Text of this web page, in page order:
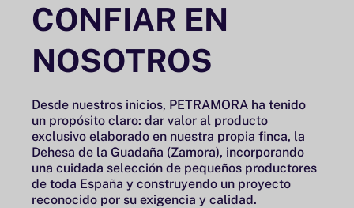
CONFIAR EN
NOSOTROS
Desde nuestros inicios, PETRAMORA ha tenido
un propósito claro: dar valor al producto
exclusivo elaborado en nuestra propia finca, la
Dehesa de la Guadaña (Zamora), incorporando
una cuidada selección de pequeños productores
de toda España y construyendo un proyecto
reconocido por su exigencia y calidad.